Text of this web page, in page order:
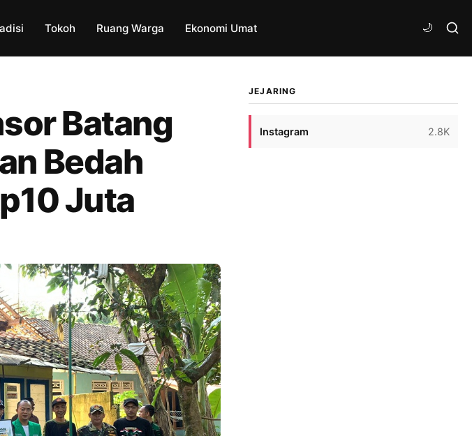
Tokoh Ruang Warga Ekonomi Umat
Batang
Bedah
Juta
JEJARING
Instagram 2.8K